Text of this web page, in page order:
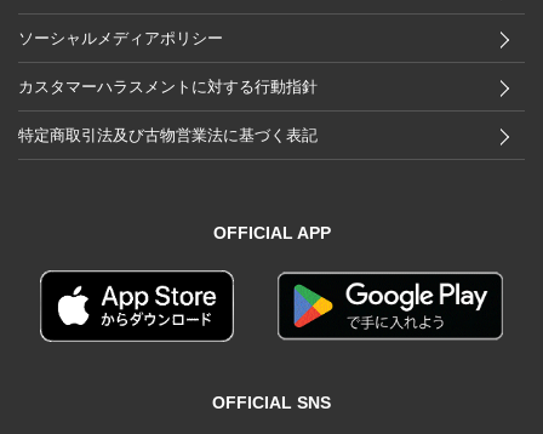
ソーシャルメディアポリシー
カスタマーハラスメントに対する行動指針
特定商取引法及び古物営業法に基づく表記
OFFICIAL APP
OFFICIAL SNS